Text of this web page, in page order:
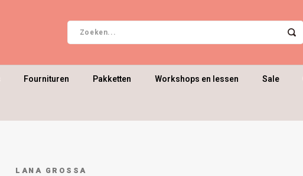
Fournituren Pakketten Workshops en lessen Sale
LANA GROSSA